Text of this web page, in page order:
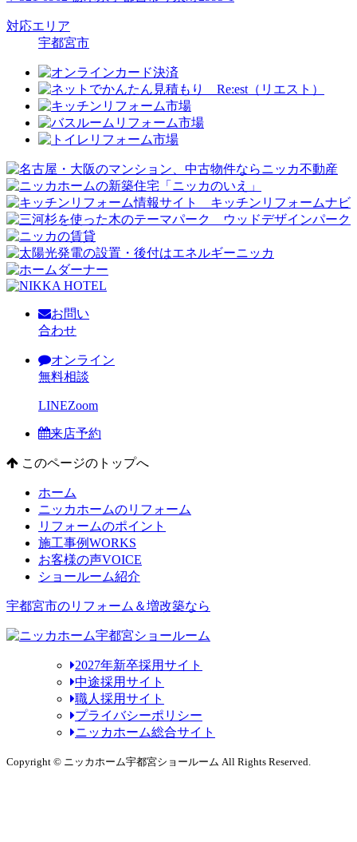
対応エリア
宇都宮市
お問い
合わせ
オンライン
無料相談
LINEZoom
来店予約
このページのトップへ
ホーム
ニッカホームのリフォーム
リフォームのポイント
施工事例WORKS
お客様の声VOICE
ショールーム紹介
宇都宮市のリフォーム＆増改築なら
2027年新卒採用サイト
中途採用サイト
職人採用サイト
プライバシーポリシー
ニッカホーム総合サイト
Copyright © ニッカホーム宇都宮ショールーム All Rights Reserved.